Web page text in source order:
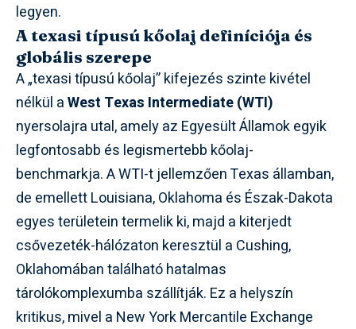
legyen.
A texasi típusú kőolaj definíciója és
globális szerepe
A „texasi típusú kőolaj” kifejezés szinte kivétel
nélkül aWest Texas Intermediate (WTI)
nyersolajra utal, amely az Egyesült Államok egyik
legfontosabb és legismertebb kőolaj-
benchmarkja. A WTI-t jellemzően Texas államban,
de emellett Louisiana, Oklahoma és Észak-Dakota
egyes területein termelik ki, majd a kiterjedt
csővezeték-hálózaton keresztül a Cushing,
Oklahomában található hatalmas
tárolókomplexumba szállítják. Ez a helyszín
kritikus, mivel a New York Mercantile Exchange